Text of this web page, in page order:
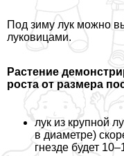
Под зиму лук можно
луковицами.
Растение
роста от размера
лук из крупной
в диаметре)
гнезде будет